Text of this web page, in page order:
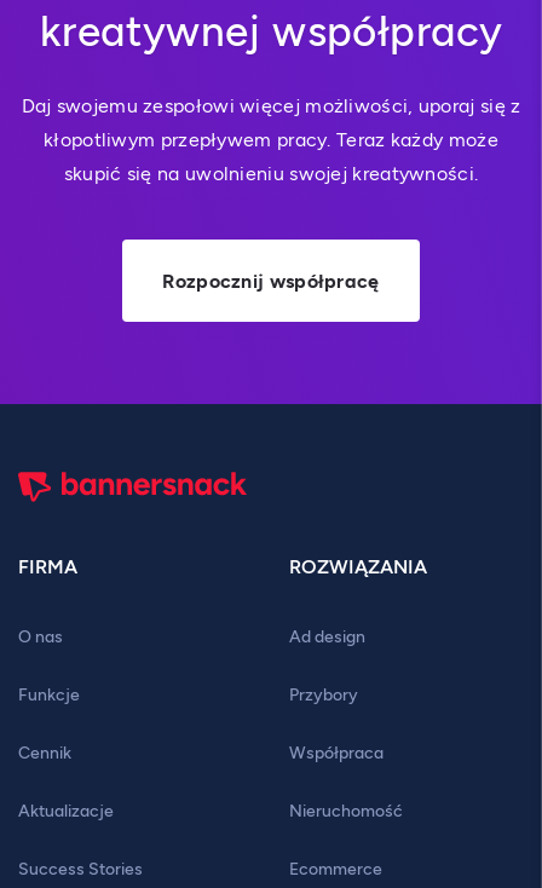
kreatywnej współpracy
Daj swojemu zespołowi więcej możliwości, uporaj się z
kłopotliwym przepływem pracy. Teraz każdy może
skupić się na uwolnieniu swojej kreatywności.
Rozpocznij współpracę
FIRMA
O nas
Funkcje
Cennik
Aktualizacje
Success Stories
ROZWIĄZANIA
Ad design
Przybory
Współpraca
Nieruchomość
Ecommerce